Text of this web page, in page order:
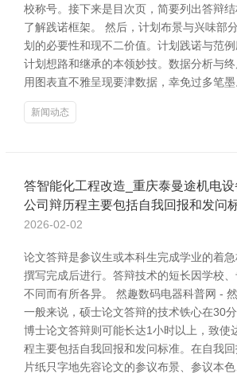
校称号。接下来是目次页，简要列出答辩
了解践诺框架。 然后，计划布景与兴味部
划的必要性和现不二价值。计划践诺与范
计划想路和继承的本领妙技。数据分析与
用图表直不雅呈现要津数据，幸免过多笔
新闻动态
答智能化工程改造_重庆泰曼途机电
公司辩历程主要包括自我回报和发问
2026-02-02
论文答辩是参议生或本科生完成学业的着
撰写完成后进行。答辩技术的短长因学校
不同而有所各异。 然趣数码电器科普网 -
一般来说，硕士论文答辩的技术铁心在30
博士论文答辩则可能长达1小时以上，致使
程主要包括自我回报和发问标准。在自我
片纸只字地先容论文的参议布景、参议本